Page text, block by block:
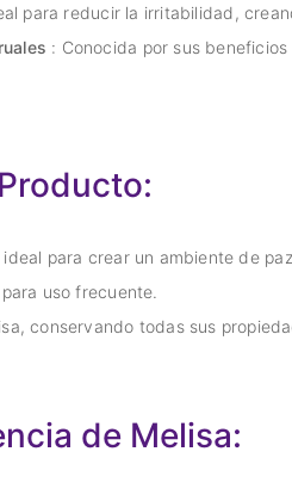
para reducir la irritabilidad,
: Conocida por sus
para crear un ambiente de
uso frecuente.
conservando todas sus
de Melisa: